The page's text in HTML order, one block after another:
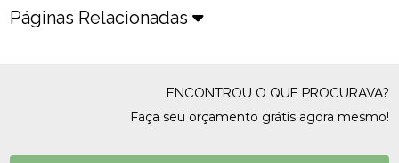
Páginas Relacionadas
ENCONTROU O QUE PROCURAVA?
Faça seu orçamento grátis agora mesmo!